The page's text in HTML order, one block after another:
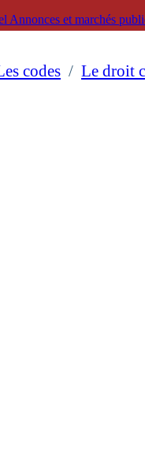
Annonces et marchés
codes / Le droit